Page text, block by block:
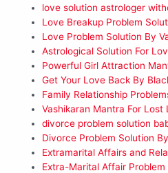
love solution astrologer
Love Breakup Problem
Love Problem Solution By
Astrological Solution For
Powerful Girl Attraction
Get Your Love Back By
Family Relationship
Vashikaran Mantra For Lost
divorce problem solution
Divorce Problem Solution
Extramarital Affairs and
Extra-Marital Affair